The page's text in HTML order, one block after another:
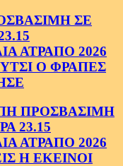
ΣΕ
ΑΤΡΑΠΟ 2026
Ο ΦΡΑΠΕΣ
ΠΡΟΣΒΑΣΙΜΗ
23.15
ΑΤΡΑΠΟ 2026
Η ΕΚΕΙΝΟΙ